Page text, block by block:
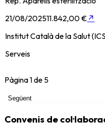
21/08/202511.842,00 € ↗
Institut Català de la Salut
Serveis
Pàgina1de 5
Següent
Convenis de